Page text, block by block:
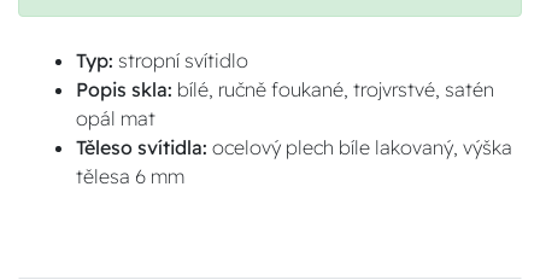
Typ: stropní svítidlo
Popis skla: bílé, ručně foukané, trojvrstvé, satén
opál mat
Těleso svítidla: ocelový plech bíle lakovaný, výška
tělesa 6 mm